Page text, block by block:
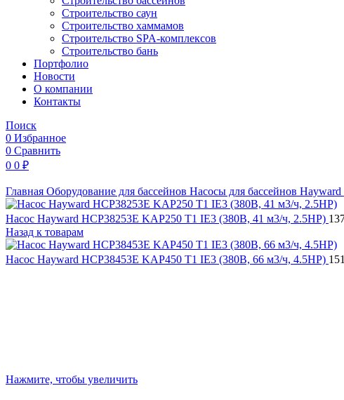
Строительство саун
Строительство хаммамов
Строительство SPA-комплексов
Строительство бань
Портфолио
Новости
O компании
Контакты
Поиск
0 Избранное
0 Сравнить
0 0 ₽
Главная Оборудование для бассейнов Насосы для бассейнов Hayward
Насос Hayward HCP38253E KAP250 T1 IE3 (380В, 41 м3/ч, 2.5HP)
Назад к товарам
Насос Hayward HCP38453E KAP450 T1 IE3 (380В, 66 м3/ч, 4.5HP)
Нажмите, чтобы увеличить